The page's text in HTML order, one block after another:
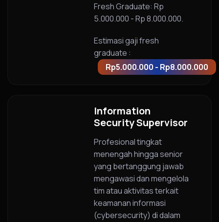
Fresh Graduate: Rp
5.000.000 - Rp 8.000.000.
Estimasi gaji fresh
graduate :
Rp5.000.000 - Rp8.000.000
Information
Security Supervisor
Profesional tingkat
menengah hingga senior
yang bertanggung jawab
mengawasi dan mengelola
tim atau aktivitas terkait
keamanan informasi
(cybersecurity) di dalam